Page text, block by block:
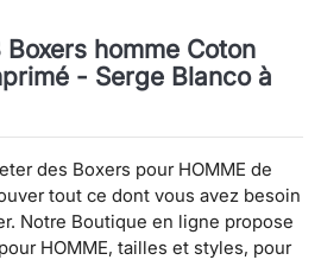
homme Coton
- Serge Blanco à
des Boxers pour HOMME de
tout ce dont vous avez besoin
Notre Boutique en ligne propose
HOMME, tailles et styles, pour